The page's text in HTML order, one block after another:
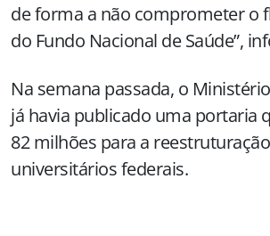
de forma a não comprometer o
do Fundo Nacional de Saúde”,
Na semana passada, o
já havia publicado uma portaria
82 milhões para a
universitários federais.